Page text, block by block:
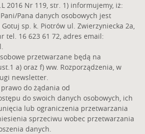
2016 Nr 119, str. 1) informujemy, iż:
Pana danych osobowych jest
sp. k. Piotrów ul. Zwierzyniecka 2a,
tel. 16 623 61 72, adres email:
.
przetwarzane będą na
a) oraz f) ww. Rozporządzenia, w
newsletter.
do żądania od
do swoich danych osobowych, ich
lub ograniczenia przetwarzania
sprzeciwu wobec przetwarzania
danych.